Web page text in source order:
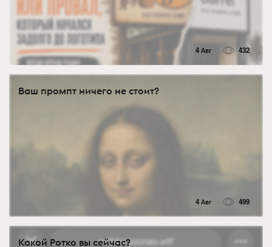
4 Авг 432
Ваш промпт ничего не стоит?
4 Авг 499
Какой Ротко вы сейчас?